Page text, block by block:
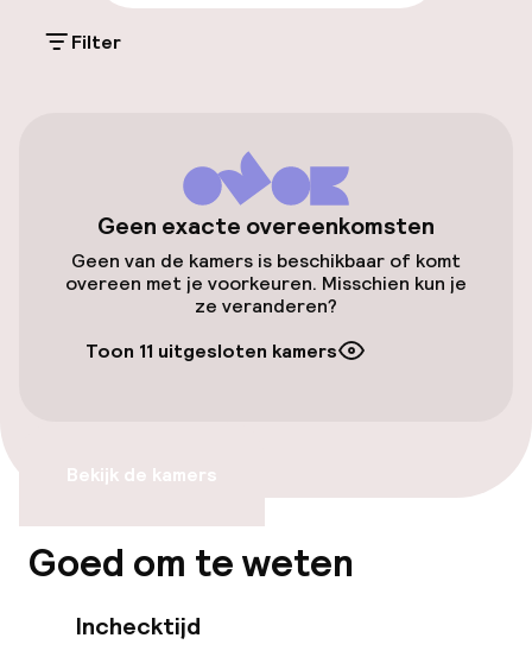
Parkeergelegenheid op eigen terrein
(buiten)
Openbaar parkeren
Toegankelijkheid
Zwemmen & wellness
Hot tub
Spacentrum
Fitnessruimte / gym
Filter
Geen exacte overeenkomsten
Geen van de kamers is beschikbaar of komt
overeen met je voorkeuren. Misschien kun je
ze veranderen?
Toon 11 uitgesloten kamers
Bekijk de kamers
Goed om te weten
Inchecktijd